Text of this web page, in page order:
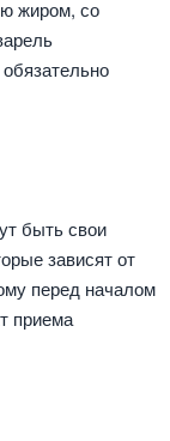
жиром, со
быть свои
зависят от
перед началом
приема